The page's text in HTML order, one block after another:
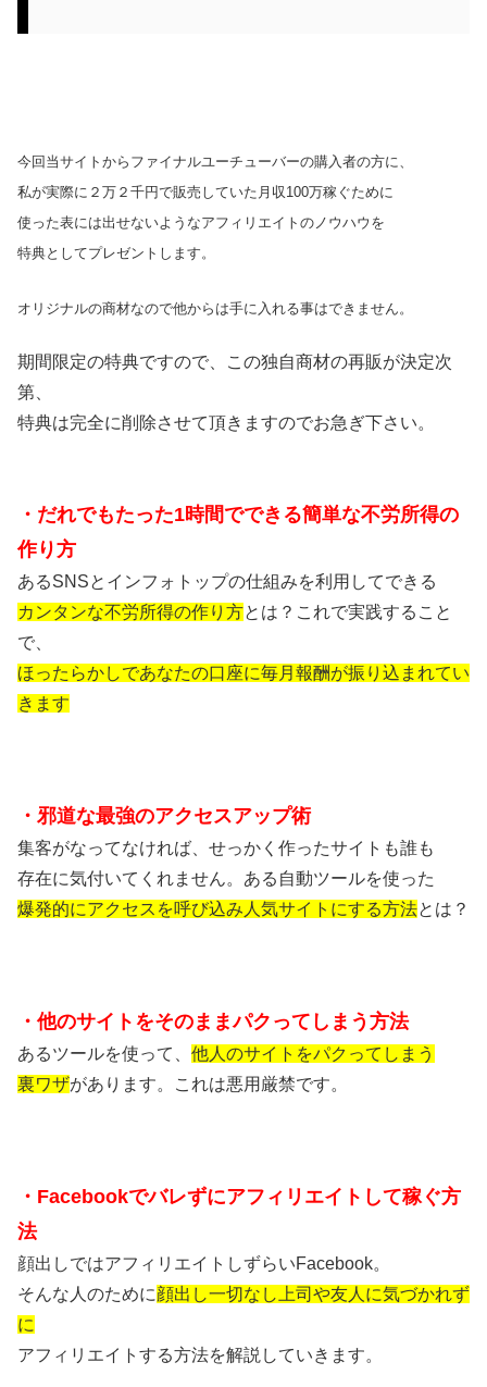
今回当サイトからファイナルユーチューバーの購入者の方に、
私が実際に２万２千円で販売していた月収100万稼ぐために
使った表には出せないようなアフィリエイトのノウハウを
特典としてプレゼントします。
オリジナルの商材なので他からは手に入れる事はできません。
期間限定の特典ですので、この独自商材の再販が決定次
第、
特典は完全に削除させて頂きますのでお急ぎ下さい。
・だれでもたった1時間でできる簡単な不労所得の
作り方
あるSNSとインフォトップの仕組みを利用してできる
カンタンな不労所得の作り方とは？これで実践すること
で、
ほったらかしであなたの口座に毎月報酬が振り込まれてい
きます
・邪道な最強のアクセスアップ術
集客がなってなければ、せっかく作ったサイトも誰も
存在に気付いてくれません。ある自動ツールを使った
爆発的にアクセスを呼び込み人気サイトにする方法とは？
・他のサイトをそのままパクってしまう方法
あるツールを使って、 他人のサイトをパクってしまう
裏ワザがあります。これは悪用厳禁です。
・Facebookでバレずにアフィリエイトして稼ぐ方
法
顔出しではアフィリエイトしずらいFacebook。
そんな人のために顔出し一切なし上司や友人に気づかれず
に
アフィリエイトする方法を解説していきます。